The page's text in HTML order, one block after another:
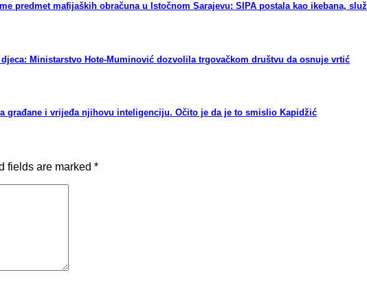
predmet mafijaških obračuna u Istočnom Sarajevu: SIPA postala kao ikebana,
Ministarstvo Hote-Muminović dozvolila trgovačkom društvu da osnuje vrtić
građane i vrijeđa njihovu inteligenciju. Očito je da je to smislio Kapidžić
fields are marked *